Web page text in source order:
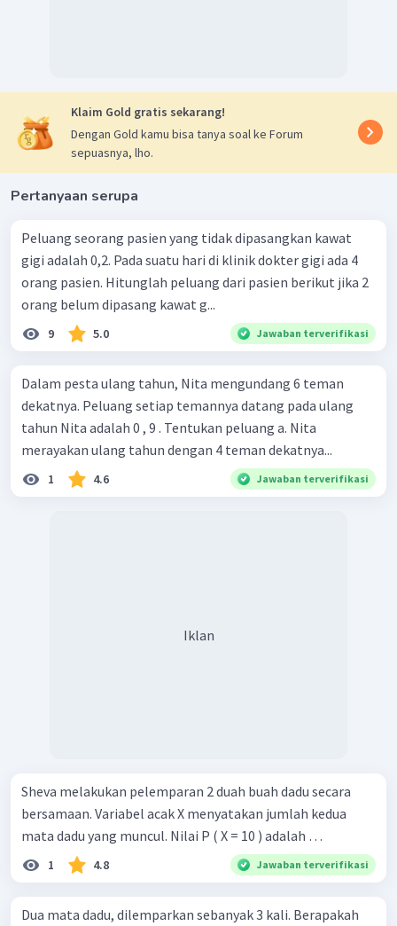
Klaim Gold gratis sekarang!
Dengan Gold kamu bisa tanya soal ke Forum
sepuasnya, lho.
Pertanyaan serupa
Peluang seorang pasien yang tidak dipasangkan kawat
gigi adalah 0,2. Pada suatu hari di klinik dokter gigi ada 4
orang pasien. Hitunglah peluang dari pasien berikut jika 2
orang belum dipasang kawat g...
9 5.0 Jawaban terverifikasi
Dalam pesta ulang tahun, Nita mengundang 6 teman
dekatnya. Peluang setiap temannya datang pada ulang
tahun Nita adalah 0 , 9 . Tentukan peluang a. Nita
merayakan ulang tahun dengan 4 teman dekatnya...
1 4.6 Jawaban terverifikasi
Iklan
Sheva melakukan pelemparan 2 duah buah dadu secara
bersamaan. Variabel acak X menyatakan jumlah kedua
mata dadu yang muncul. Nilai P ( X = 10 ) adalah …
1 4.8 Jawaban terverifikasi
Dua mata dadu, dilemparkan sebanyak 3 kali. Berapakah